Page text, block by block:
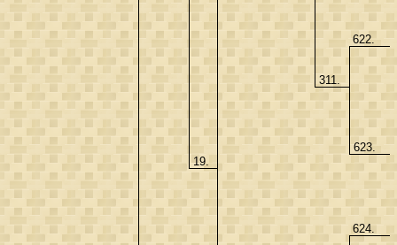
19.
311.
622.
623.
624.